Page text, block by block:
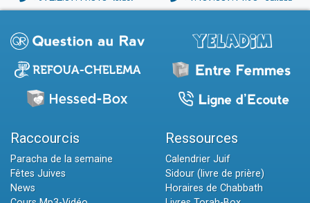
Raccourcis
Paracha de la semaine
Fêtes Juives
News
Ressources
Calendrier Juif
Sidour (livre de prière)
Horaires de Chabbath